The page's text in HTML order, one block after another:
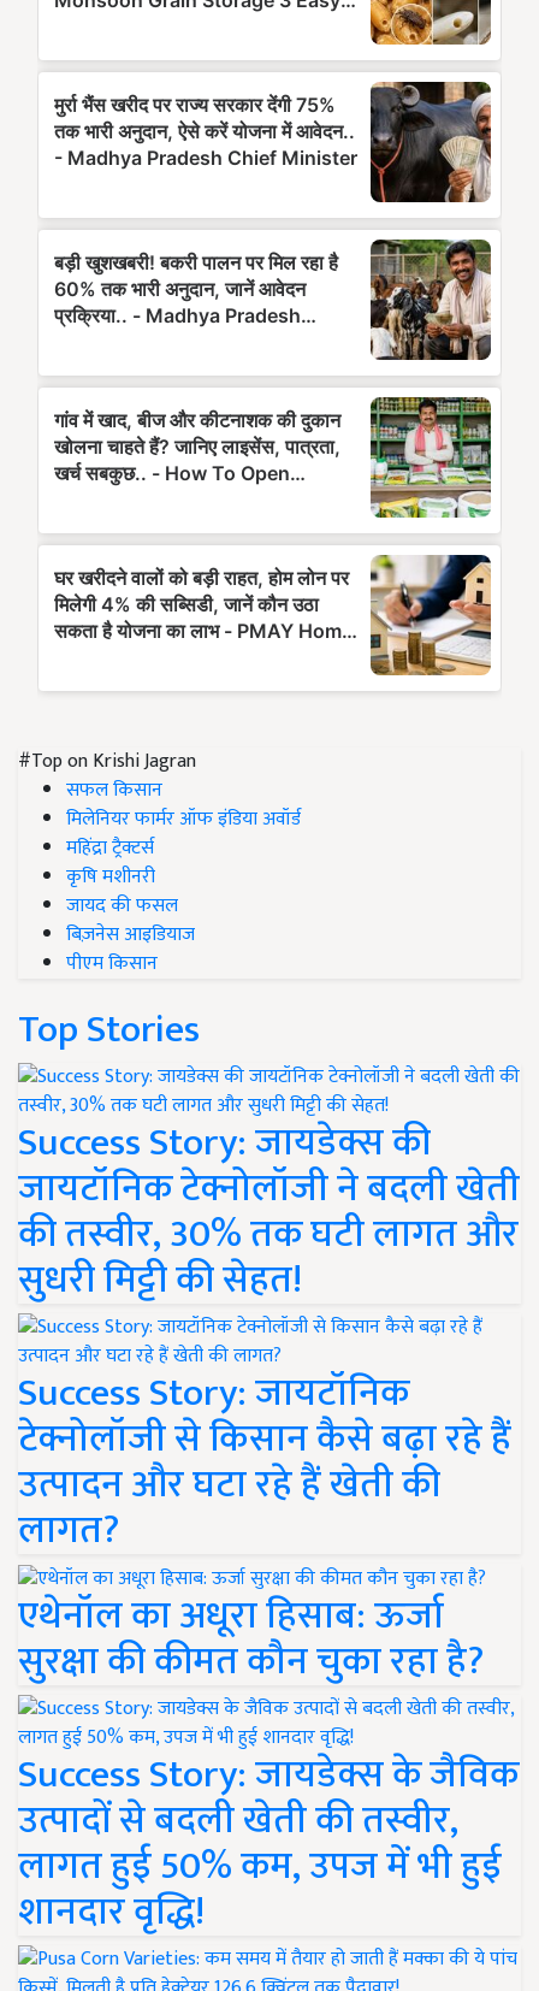
#Top on Krishi Jagran
सफल किसान
मिलेनियर फार्मर ऑफ इंडिया अवॉर्ड
महिंद्रा ट्रैक्टर्स
कृषि मशीनरी
जायद की फसल
बिज़नेस आइडियाज
पीएम किसान
Top Stories
Success Story: जायडेक्स की
जायटॉनिक टेक्नोलॉजी ने बदली खेती
की तस्वीर, 30% तक घटी लागत और
सुधरी मिट्टी की सेहत!
Success Story: जायटॉनिक
टेक्नोलॉजी से किसान कैसे बढ़ा रहे हैं
उत्पादन और घटा रहे हैं खेती की
लागत?
एथेनॉल का अधूरा हिसाब: ऊर्जा
सुरक्षा की कीमत कौन चुका रहा है?
Success Story: जायडेक्स के जैविक
उत्पादों से बदली खेती की तस्वीर,
लागत हुई 50% कम, उपज में भी हुई
शानदार वृद्धि!